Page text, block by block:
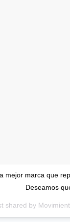
mejor marca que
Deseamos